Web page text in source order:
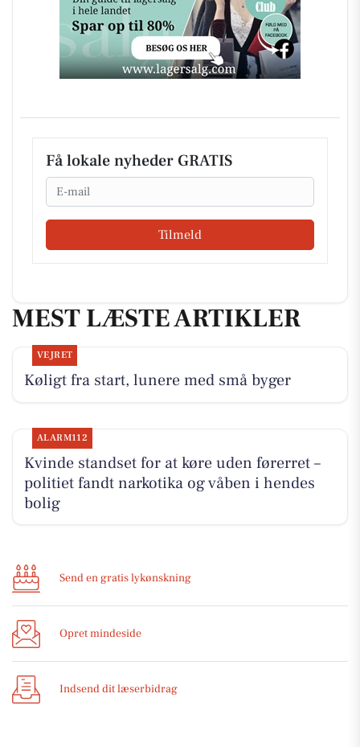
Få lokale nyheder GRATIS
Email
Tilmeld
MEST LÆSTE ARTIKLER
VEJRET
Køligt fra start, lunere med små byger
ALARM112
Kvinde standset for at køre uden førerret –
politiet fandt narkotika og våben i hendes
bolig
Send en gratis lykønskning
Opret mindeside
Indsend dit læserbidrag